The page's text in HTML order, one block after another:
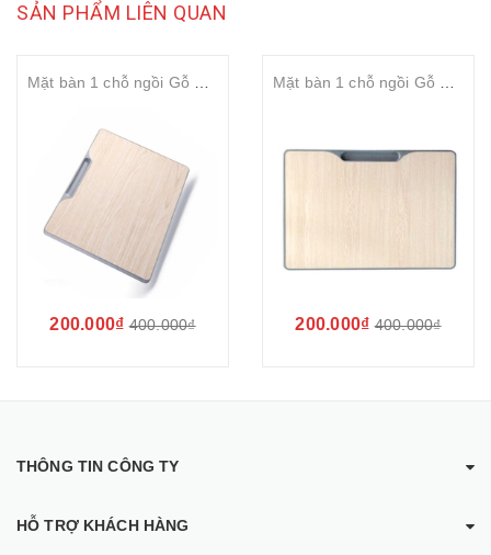
SẢN PHẨM LIÊN QUAN
Mặt bàn 1 chỗ ngồi Gỗ MDF 18mm Viền ép nhựa PP 700x500mm
200.000₫ 400.000₫
Mặt bàn 1 chỗ ngồi Gỗ MDF 25mm Viền ép nhựa PP 700x500mm
200.000₫ 400.000₫
THÔNG TIN CÔNG TY
HỖ TRỢ KHÁCH HÀNG